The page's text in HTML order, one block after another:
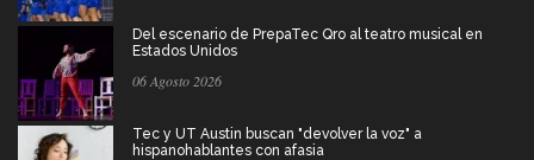
Del escenario de PrepaTec Qro al teatro musical en
Estados Unidos
06 Agosto 2026
Tec y UT Austin buscan "devolver la voz" a
hispanohablantes con afasia